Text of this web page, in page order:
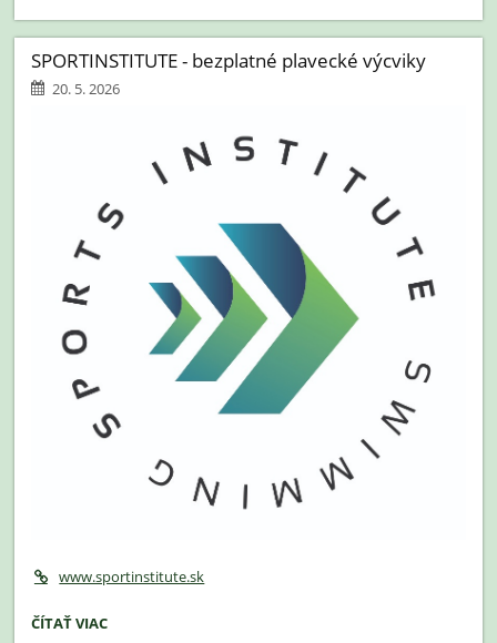
INAK
V
TRIEDACH
PIATEHO
SPORTINSTITUTE - bezplatné plavecké výcviky
20. 5. 2026
www.sportinstitute.sk
SPORTINSTITUTE
ČÍTAŤ VIAC